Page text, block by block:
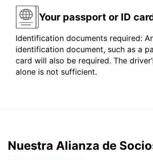
Your passport or ID
Identification documents required:
identification document, such as a
card will also be required. The
alone is not sufficient.
Nuestra Alianza de